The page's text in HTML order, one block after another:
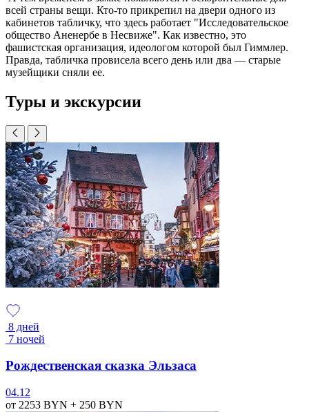
всей страны вещи. Кто-то прикрепил на двери одного из
кабинетов табличку, что здесь работает "Исследовательское
общество Аненербе в Несвиже". Как известно, это
фашистская организация, идеологом которой был Гиммлер.
Правда, табличка провисела всего день или два — старые
музейщики сняли ее.
Туры и экскурсии
8 дней
7 ночей
Рождественская сказка Эльзаса
04.12
от 2253 BYN + 250 BYN